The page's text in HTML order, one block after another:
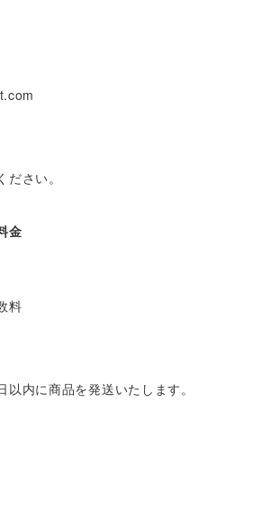
さい。
金
料
以内に商品を発送いたします。